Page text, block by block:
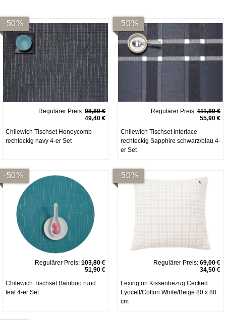
-50%
Regulärer Preis: 98,80 €
49,40 €
Chilewich Tischset Honeycomb
rechteckig navy 4-er Set
-50%
Regulärer Preis: 111,80 €
55,90 €
Chilewich Tischset Interlace
rechteckig Sapphire schwarz/blau 4-
er Set
-50%
Regulärer Preis: 103,80 €
51,90 €
Chilewich Tischset Bamboo rund
teal 4-er Set
-50%
Regulärer Preis: 69,00 €
34,50 €
Lexington Kissenbezug Cecked
Lyocell/Cotton White/Beige 80 x 80
cm